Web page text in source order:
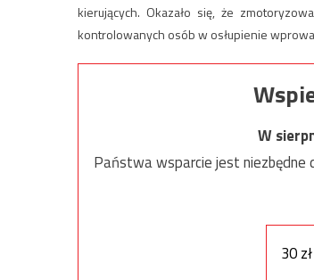
kierujących. Okazało się, że
kontrolowanych osób w osłupienie
W
Państwa wsparcie jest niezbędne
30 zł